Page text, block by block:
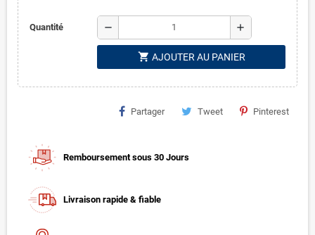
Quantité remove add
shopping_cart AJOUTER AU PANIER
Partager Tweet Pinterest
Remboursement sous 30 Jours
Livraison rapide & fiable